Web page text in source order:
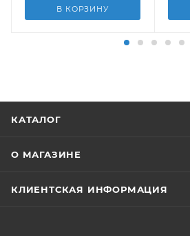
В КОРЗИНУ
КАТАЛОГ
О МАГАЗИНЕ
КЛИЕНТСКАЯ ИНФОРМАЦИЯ